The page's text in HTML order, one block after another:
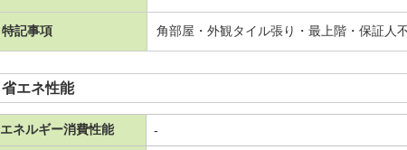
特記事項 角部屋・外観タイル張り・最上階・保証人
省エネ性能
エネルギー消費性能 -